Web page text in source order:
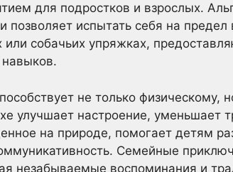
для подростков и взрослых.
позволяет испытать себя на
или собачьих упряжках,
не только физическому,
улучшает настроение, уменьшает
на природе, помогает детям
Семейные
незабываемые воспоминания и